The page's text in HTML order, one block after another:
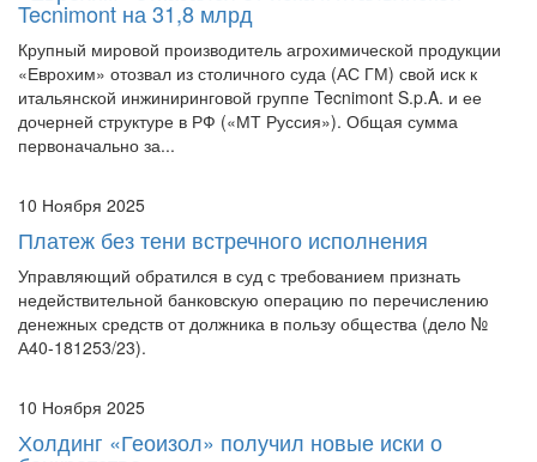
Крупный мировой производитель агрохимической продукции
«Еврохим» отозвал из столичного суда (АС ГМ) свой иск к
итальянской инжиниринговой группе Tecnimont S.p.A. и ее
дочерней структуре в РФ («МТ Руссия»). Общая сумма
первоначально за...
Платеж без тени встречного исполнения
Управляющий обратился в суд с требованием признать
недействительной банковскую операцию по перечислению
денежных средств от должника в пользу общества (дело №
А40-181253/23).
Холдинг «Геоизол» получил новые иски о
банкротстве